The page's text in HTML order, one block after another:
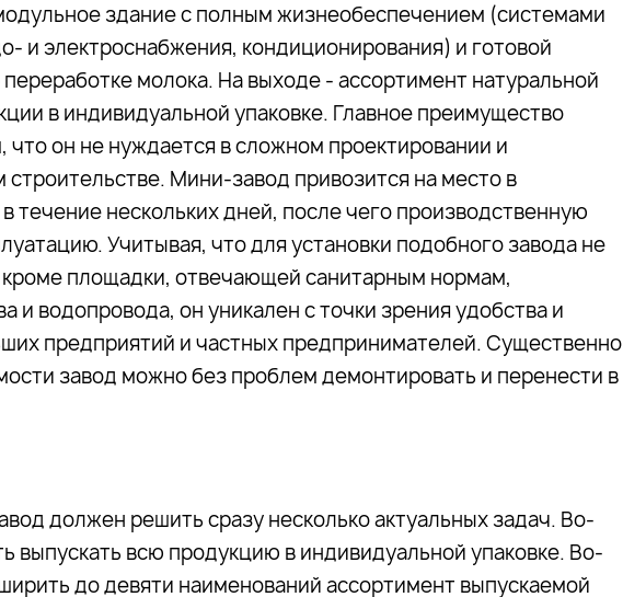
здание с полным жизнеобеспечением (системами
и электроснабжения, кондиционирования) и готовой
молока. На выходе - ассортимент натуральной
в индивидуальной упаковке. Главное преимущество
что он не нуждается в сложном проектировании и
Мини-завод привозится на место в
течение нескольких дней, после чего производственную
Учитывая, что для установки подобного завода не
кроме площадки, отвечающей санитарным нормам,
и водопровода, он уникален с точки зрения удобства и
предприятий и частных предпринимателей. Существенно
завод можно без проблем демонтировать и перенести в
должен решить сразу несколько актуальных задач. Во-
выпускать всю продукцию в индивидуальной упаковке. Во-
до девяти наименований ассортимент выпускаемой